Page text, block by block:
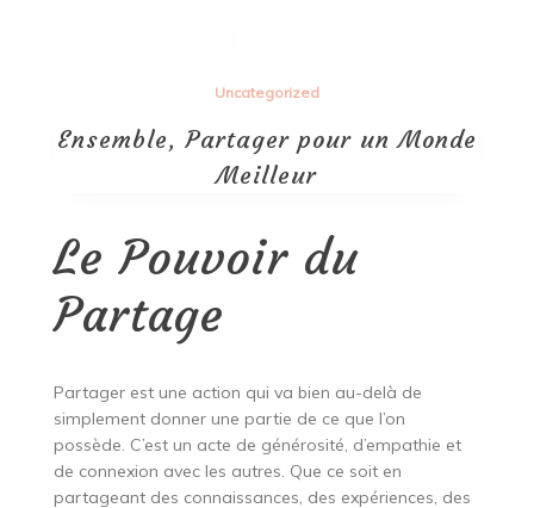
Uncategorized
Ensemble, Partager pour un Monde
Meilleur
Le Pouvoir du
Partage
Partager est une action qui va bien au-delà de
simplement donner une partie de ce que l’on
possède. C’est un acte de générosité, d’empathie et
de connexion avec les autres. Que ce soit en
partageant des connaissances, des expériences, des